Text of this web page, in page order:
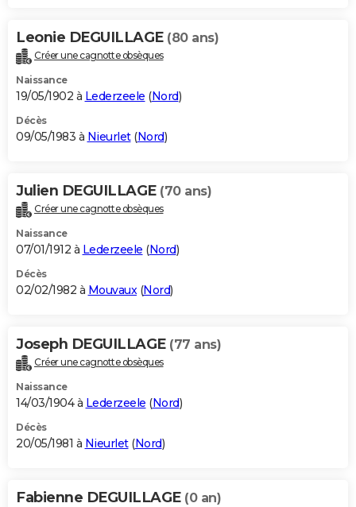
Leonie DEGUILLAGE (80 ans)
Créer une cagnotte obsèques
Naissance
19/05/1902 à Lederzeele (Nord)
Décès
09/05/1983 à Nieurlet(Nord)
Julien DEGUILLAGE (70 ans)
Créer une cagnotte obsèques
Naissance
07/01/1912 à Lederzeele (Nord)
Décès
02/02/1982 à Mouvaux(Nord)
Joseph DEGUILLAGE (77 ans)
Créer une cagnotte obsèques
Naissance
14/03/1904 à Lederzeele (Nord)
Décès
20/05/1981 à Nieurlet(Nord)
Fabienne DEGUILLAGE (0 an)